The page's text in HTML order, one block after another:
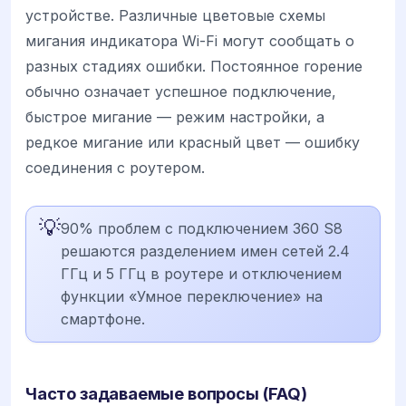
устройстве. Различные цветовые схемы
мигания индикатора Wi-Fi могут сообщать о
разных стадиях ошибки. Постоянное горение
обычно означает успешное подключение,
быстрое мигание — режим настройки, а
редкое мигание или красный цвет — ошибку
соединения с роутером.
💡90% проблем с подключением 360 S8
решаются разделением имен сетей 2.4
ГГц и 5 ГГц в роутере и отключением
функции «Умное переключение» на
смартфоне.
Часто задаваемые вопросы (FAQ)